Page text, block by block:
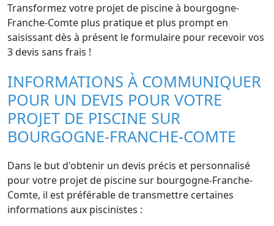
Transformez votre projet de piscine à bourgogne-
Franche-Comte plus pratique et plus prompt en
saisissant dès à présent le formulaire pour recevoir vos
3 devis sans frais !
INFORMATIONS À COMMUNIQUER
POUR UN DEVIS POUR VOTRE
PROJET DE PISCINE SUR
BOURGOGNE-FRANCHE-COMTE
Dans le but d'obtenir un devis précis et personnalisé
pour votre projet de piscine sur bourgogne-Franche-
Comte, il est préférable de transmettre certaines
informations aux piscinistes :